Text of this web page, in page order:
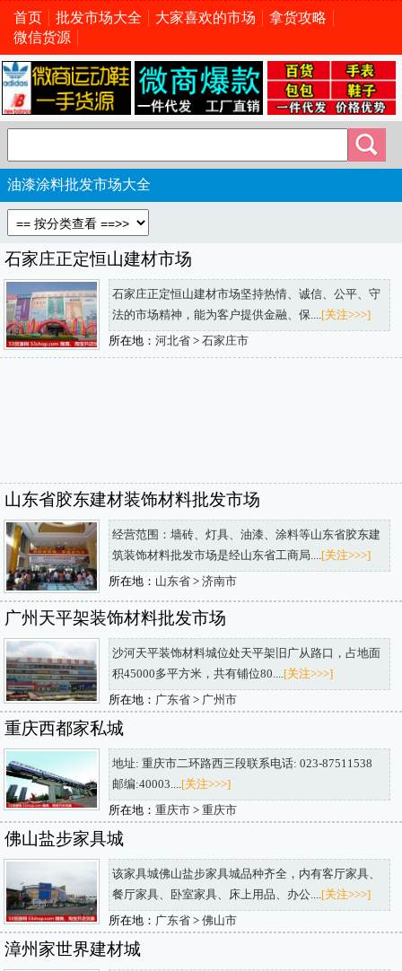
首页 批发市场大全 大家喜欢的市场
拿货攻略
微信货源
油漆涂料批发市场大全
石家庄正定恒山建材市场
石家庄正定恒山建材市场坚持热情、诚信、公平、守
法的市场精神，能为客户提供金融、保.... [关注>>>]
所在地： 河北省> 石家庄市
山东省胶东建材装饰材料批发市场
经营范围：墙砖、灯具、油漆、涂料等山东省胶东建
筑装饰材料批发市场是经山东省工商局....[关注>>>]
所在地： 山东省> 济南市
广州天平架装饰材料批发市场
沙河天平装饰材料城位处天平架旧广从路口，占地面
积45000多平方米，共有铺位80....[关注>>>]
所在地： 广东省> 广州市
重庆西都家私城
地址: 重庆市二环路西三段联系电话: 023-87511538
邮编:40003....[关注>>>]
所在地： 重庆市> 重庆市
佛山盐步家具城
该家具城佛山盐步家具城品种齐全，内有客厅家具、
餐厅家具、卧室家具、床上用品、办公....[关注>>>]
所在地： 广东省> 佛山市
漳州家世界建材城